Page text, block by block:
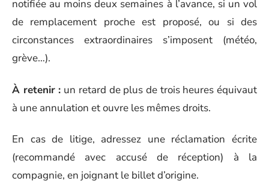
notifiée au moins deux semaines à l’avance, si un vol
de remplacement proche est proposé, ou si des
circonstances extraordinaires s’imposent (météo,
grève…).
À retenir : un retard de plus de trois heures équivaut
à une annulation et ouvre les mêmes droits.
En cas de litige, adressez une réclamation écrite
(recommandé avec accusé de réception) à la
compagnie, en joignant le billet d’origine.